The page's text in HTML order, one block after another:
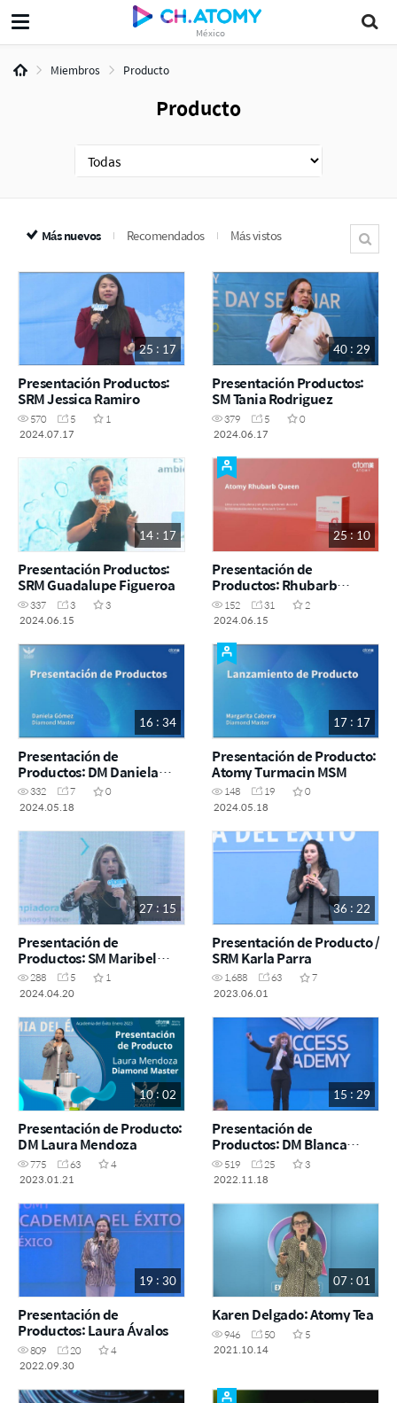
México
Miembros Producto
Producto
Más nuevos Recomendados Más vistos
25 : 17
Presentación Productos:
SRM Jessica Ramiro
570 5
1
2024.07.17
40 : 29
Presentación Productos:
SM Tania Rodriguez
379 5
0
2024.06.17
14 : 17
Presentación Productos:
SRM Guadalupe Figueroa
337 3
3
2024.06.15
25 : 10
Presentación de
Productos: Rhubarb
Queen
152 31
2
2024.06.15
16 : 34
Presentación de
Productos: DM Daniela
Gómez
332 7
0
2024.05.18
17 : 17
Presentación de Producto:
Atomy Turmacin MSM
148 19
0
2024.05.18
27 : 15
Presentación de
Productos: SM Maribel
Martinez
288 5
1
2024.04.20
36 : 22
Presentación de Producto /
SRM Karla Parra
1,688 63
7
2023.06.01
10 : 02
Presentación de Producto:
DM Laura Mendoza
775 63
4
2023.01.21
15 : 29
Presentación de
Productos: DM Blanca
Villalonga
519 25
3
2022.11.18
19 : 30
Presentación de
Productos: Laura Ávalos
809 20
4
2022.09.30
07 : 01
Karen Delgado: Atomy Tea
946 50
5
2021.10.14